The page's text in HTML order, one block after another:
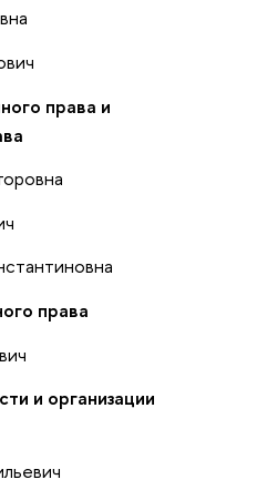
права и
права
и организации